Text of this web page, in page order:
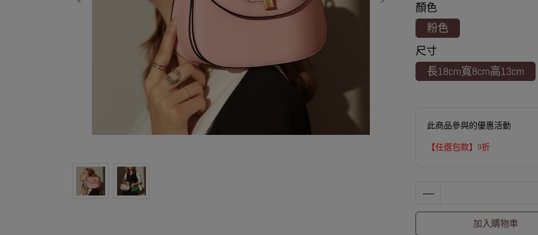
顏色
粉色
尺寸
長18cm寬8cm高13cm
此商品參與的優惠活動
【任選包款】9折
加入購物車